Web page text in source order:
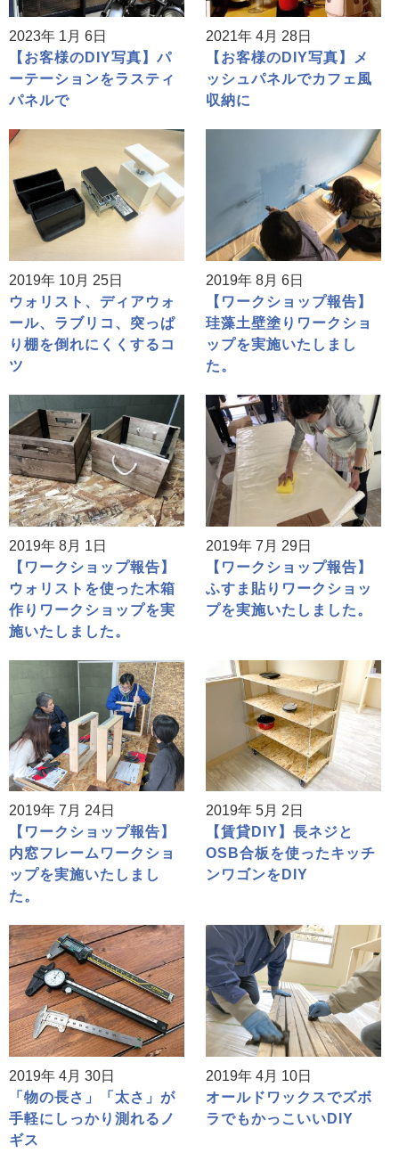
2023年 1月 6日
【お客様のDIY写真】パ
ーテーションをラスティ
パネルで
2021年 4月 28日
【お客様のDIY写真】メ
ッシュパネルでカフェ風
収納に
2019年 10月 25日
ウォリスト、ディアウォ
ール、ラブリコ、突っぱ
り棚を倒れにくくするコ
ツ
2019年 8月 6日
【ワークショップ報告】
珪藻土壁塗りワークショ
ップを実施いたしまし
た。
2019年 8月 1日
【ワークショップ報告】
ウォリストを使った木箱
作りワークショップを実
施いたしました。
2019年 7月 29日
【ワークショップ報告】
ふすま貼りワークショッ
プを実施いたしました。
2019年 7月 24日
【ワークショップ報告】
内窓フレームワークショ
ップを実施いたしまし
た。
2019年 5月 2日
【賃貸DIY】長ネジと
OSB合板を使ったキッチ
ンワゴンをDIY
2019年 4月 30日
「物の長さ」「太さ」が
手軽にしっかり測れるノ
ギス
2019年 4月 10日
オールドワックスでズボ
ラでもかっこいいDIY